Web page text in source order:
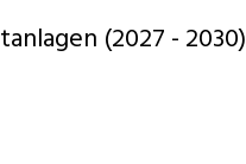
(2027 - 2030)